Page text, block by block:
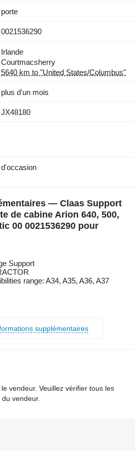
porte
0021536290
Irlande
Courtmacsherry
5640 km to "United States/Columbus"
plus d'un mois
JX48180
d'occasion
— Claas Support
de cabine Arion 640, 500,
00 0021536290 pour
Support
range: A34, A35, A36, A37
supplémentaires
vendeur. Veuillez vérifier tous les
vendeur.